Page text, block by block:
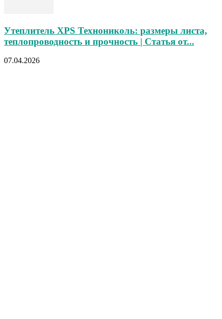
Утеплитель XPS Технониколь: размеры листа,
теплопроводность и прочность | Статья от...
07.04.2026